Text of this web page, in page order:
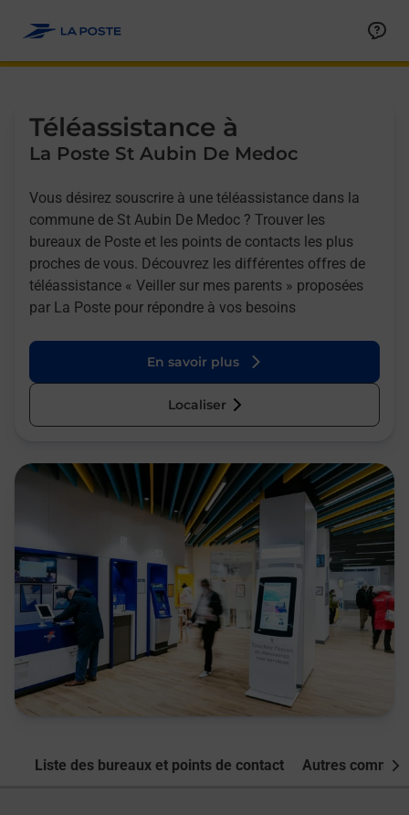
Téléassistance à
La Poste St Aubin De Medoc
Vous désirez souscrire à une téléassistance dans la
commune de St Aubin De Medoc ? Trouver les
bureaux de Poste et les points de contacts les plus
proches de vous. Découvrez les différentes offres de
téléassistance « Veiller sur mes parents » proposées
par La Poste pour répondre à vos besoins
En savoir plus
Localiser
Liste des bureaux et points de contact Autres